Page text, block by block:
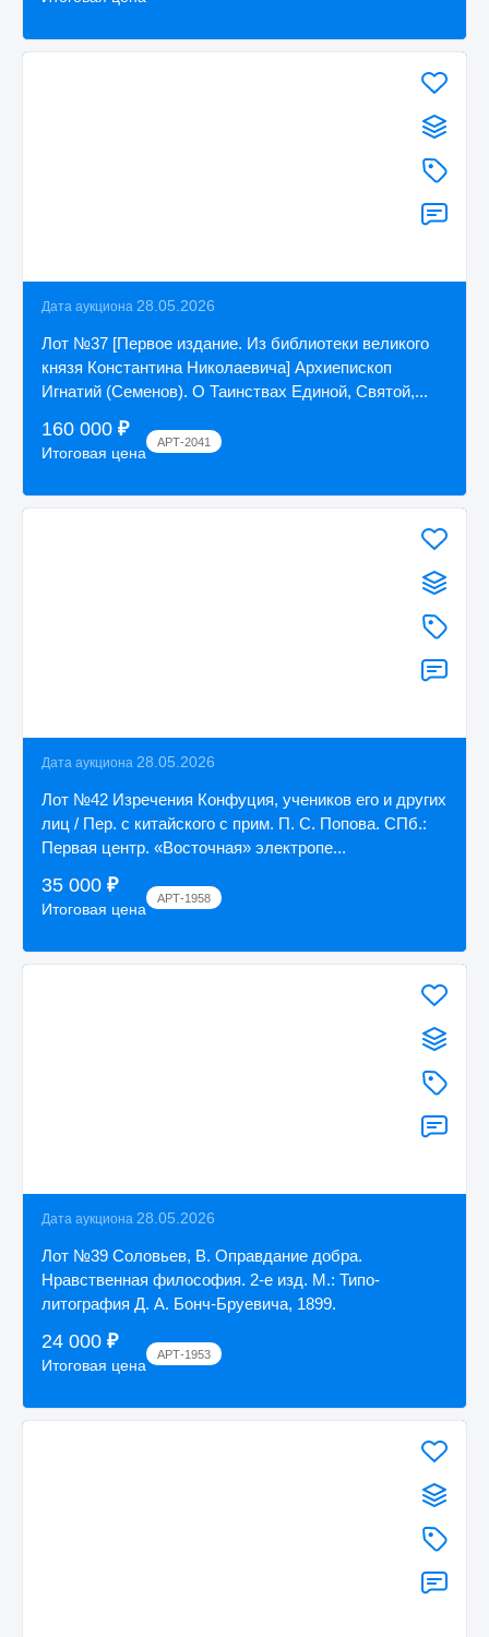
Дата аукциона 28.05.2026
Лот №37 [Первое издание. Из библиотеки великого
князя Константина Николаевича] Архиепископ
Игнатий (Семенов). О Таинствах Единой, Святой,...
160 000 ₽
Итоговая цена
АРТ-2041
Дата аукциона 28.05.2026
Лот №42 Изречения Конфуция, учеников его и других
лиц / Пер. с китайского с прим. П. С. Попова. СПб.:
Первая центр. «Восточная» электропе...
35 000 ₽
Итоговая цена
АРТ-1958
Дата аукциона 28.05.2026
Лот №39 Соловьев, В. Оправдание добра.
Нравственная философия. 2-е изд. М.: Типо-
литография Д. А. Бонч-Бруевича, 1899.
24 000 ₽
Итоговая цена
АРТ-1953